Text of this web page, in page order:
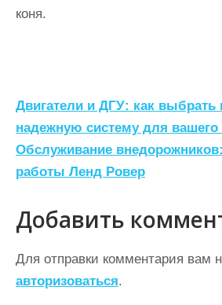
коня.
Н
а
в
и
г
а
ц
и
Двигатели и ДГУ: как выбрать
надежную систему для вашего
Обслуживание
работы Ленд Ровер
Добавить
Для отправки комментария вам
авторизоваться.